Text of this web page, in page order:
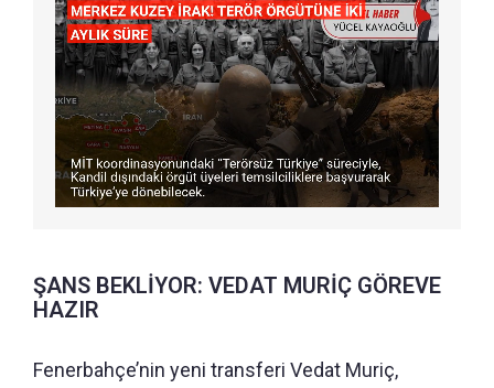
ŞANS BEKLİYOR: VEDAT MURİÇ GÖREVE
HAZIR
Fenerbahçe’nin yeni transferi Vedat Muriç,